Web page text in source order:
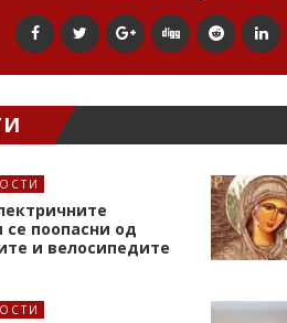
се поопасни од
и велосипедите